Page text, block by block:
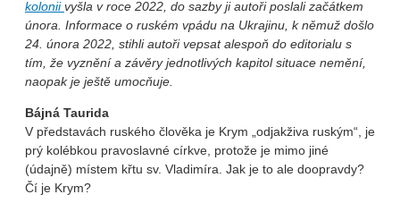
koloniivyšla v roce 2022, do sazby ji autoři poslali začátkem
února. Informace o ruském vpádu na Ukrajinu, k němuž došlo
24. února 2022, stihli autoři vepsat alespoň do editorialu s
tím, že vyznění a závěry jednotlivých kapitol situace nemění,
naopak je ještě umocňuje.
Bájná Taurida
V představách ruského člověka je Krym „odjakživa ruským“, je
prý kolébkou pravoslavné církve, protože je mimo jiné
(údajně) místem křtu sv. Vladimíra. Jak je to ale doopravdy?
Čí je Krym?